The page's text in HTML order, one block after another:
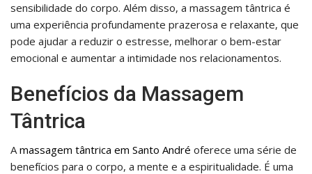
sensibilidade do corpo. Além disso, a massagem tântrica é
uma experiência profundamente prazerosa e relaxante, que
pode ajudar a reduzir o estresse, melhorar o bem-estar
emocional e aumentar a intimidade nos relacionamentos.
Benefícios da Massagem
Tântrica
Amassagem tântrica em Santo André oferece uma série de
benefícios para o corpo, a mente e a espiritualidade. É uma